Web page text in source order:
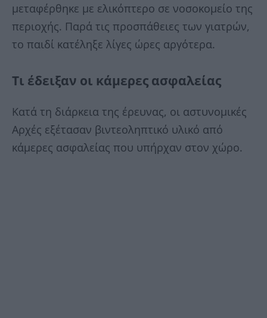
μεταφέρθηκε με ελικόπτερο σε νοσοκομείο της
περιοχής. Παρά τις προσπάθειες των γιατρών,
το παιδί κατέληξε λίγες ώρες αργότερα.
Τι έδειξαν οι κάμερες ασφαλείας
Κατά τη διάρκεια της έρευνας, οι αστυνομικές
Αρχές εξέτασαν βιντεοληπτικό υλικό από
κάμερες ασφαλείας που υπήρχαν στον χώρο.